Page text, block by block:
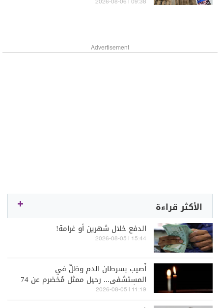
09:38 | 2026-08-06
Advertisement
الأكثر قراءة
الدفع خلال شهرين أو غرامة!
15:44 | 2026-08-05
أُصيب بسرطان الدم وظلّ في
المستشفى... رحيل ممثل مُخضرم عن 74
عاماً
11:19 | 2026-08-05